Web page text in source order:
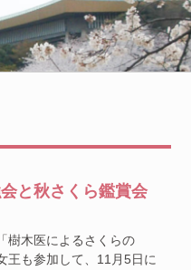
と秋さくら鑑賞会
樹木医によるさくらの
王も参加して、11月5日に